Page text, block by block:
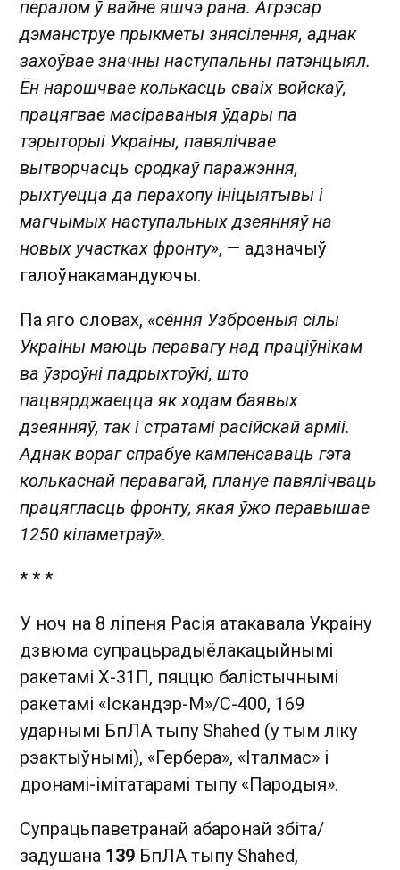
пералом ў вайне яшчэ рана. Агрэсар
дэманструе прыкметы знясілення, аднак
захоўвае значны наступальны патэнцыял.
Ён нарошчвае колькасць сваіх войскаў,
працягвае масіраваныя ўдары па
тэрыторыі Украіны, павялічвае
вытворчасць сродкаў паражэння,
рыхтуецца да перахопу ініцыятывы і
магчымых наступальных дзеянняў на
новых участках фронту», — адзначыў
галоўнакамандуючы.
Па яго словах, «сёння Узброеныя сілы
Украіны маюць перавагу над праціўнікам
ва ўзроўні падрыхтоўкі, што
пацвярджаецца як ходам баявых
дзеянняў, так і стратамі расійскай арміі.
Аднак вораг спрабуе кампенсаваць гэта
колькаснай перавагай, плануе павялічваць
працягласць фронту, якая ўжо перавышае
1250 кіламетраў».
* * *
У ноч на 8 ліпеня Расія атакавала Украіну
дзвюма супрацьрадыёлакацыйнымі
ракетамі Х-31П, пяццю балістычнымі
ракетамі «Іскандэр-М»/С-400, 169
ударнымі БпЛА тыпу Shahed (у тым ліку
рэактыўнымі), «Гербера», «Італмас» і
дронамі-імітатарамі тыпу «Пародыя».
Супрацьпаветранай абаронай збіта/
задушана 139 БпЛА тыпу Shahed,